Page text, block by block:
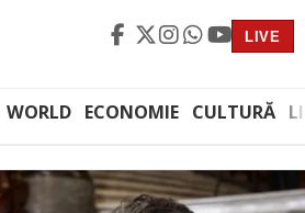
LIVE
WORLD ECONOMIE CULTURĂ